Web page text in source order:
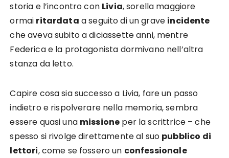
storia e l’incontro con Livia, sorella maggiore
ormai ritardata a seguito di un grave incidente
che aveva subito a diciassette anni, mentre
Federica e la protagonista dormivano nell’altra
stanza da letto.
Capire cosa sia successo a Livia, fare un passo
indietro e rispolverare nella memoria, sembra
essere quasi una missione per la scrittrice – che
spesso si rivolge direttamente al suo pubblico di
lettori, come se fossero un confessionale